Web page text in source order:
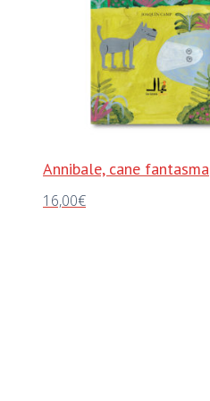
Annibale, cane fantasma
16,00€